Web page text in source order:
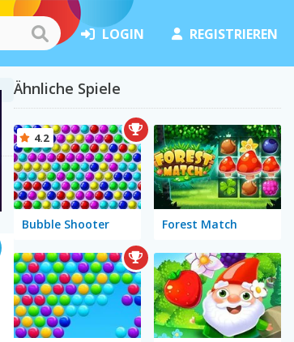
LOGIN REGISTRIEREN
Ähnliche Spiele
Bubble Shooter
4.2
Forest Match